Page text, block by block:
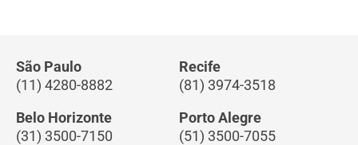
São Paulo
(11) 4280-8882
Recife
(81) 3974-3518
Belo Horizonte
(31) 3500-7150
Porto Alegre
(51) 3500-7055